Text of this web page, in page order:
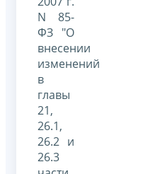
N 85-
ФЗ "О
внесении
изменений
в
главы
21,
26.1,
26.2 и
26.3